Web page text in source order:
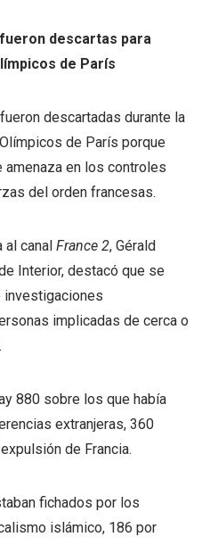
descartas para
de París
descartadas durante la
de París porque
amenaza en los controles
del orden francesas.
al canal France 2, Gérald
Interior, destacó que se
investigaciones
implicadas de cerca o
880 sobre los que había
extranjeras, 360
de Francia.
fichados por los
islámico, 186 por